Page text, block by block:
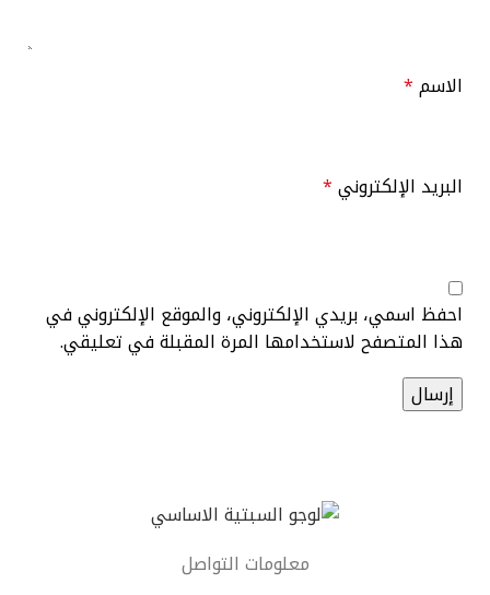
الاسم*
البريد الإلكتروني*
احفظ اسمي، بريدي الإلكتروني، والموقع الإلكتروني في
هذا المتصفح لاستخدامها المرة المقبلة في تعليقي.
معلومات التواصل